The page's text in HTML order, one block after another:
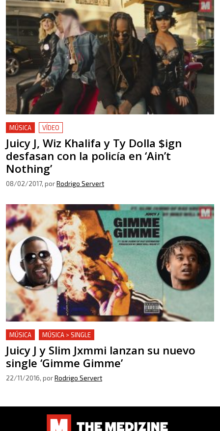
MÚSICA VÍDEO
Juicy J, Wiz Khalifa y Ty Dolla $ign
desfasan con la policía en ‘Ain’t
Nothing’
08/02/2017, porRodrigo Servert
MÚSICA MÚSICA > SINGLE
Juicy J y Slim Jxmmi lanzan su nuevo
single ‘Gimme Gimme’
22/11/2016, porRodrigo Servert